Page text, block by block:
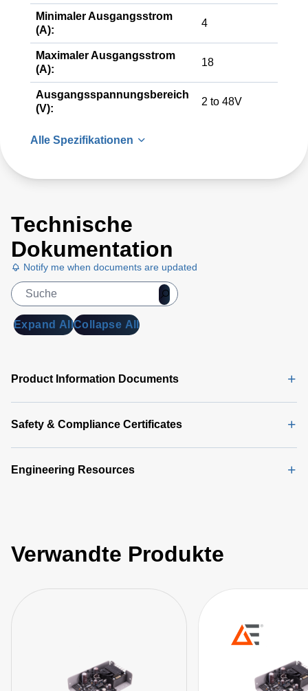
Minimaler Ausgangsstrom
(A):
4
Maximaler Ausgangsstrom
(A):
18
Ausgangsspannungsbereich
(V):
2 to 48V
Alle Spezifikationen
Technische
Dokumentation
Notify me when documents are updated
Expand AllCollapse All
Product Information Documents
Safety & Compliance Certificates
Engineering Resources
Verwandte Produkte